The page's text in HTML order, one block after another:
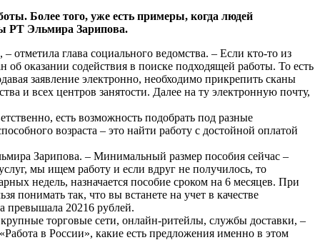
Более того, уже есть примеры, когда людей
РТ Эльмира Зарипова.
отметила глава социального ведомства. – Если кто-то из
об оказании содействия в поиске подходящей работы. То есть
заявление электронно, необходимо прикрепить сканы
и всех центров занятости. Далее на ту электронную почту,
есть возможность подобрать под разные
возраста – это найти работу с достойной оплатой
Зарипова. – Минимальный размер пособия сейчас –
мы ищем работу и если вдруг не получилось, то
недель, назначается пособие сроком на 6 месяцев. При
понимать так, что вы встанете на учет в качестве
превышала 20216 рублей.
торговые сети, онлайн-ритейлы, службы доставки, –
в России», какие есть предложения именно в этом